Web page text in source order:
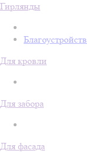
Гирлянды
Для кровли
Для забора
Для фасада